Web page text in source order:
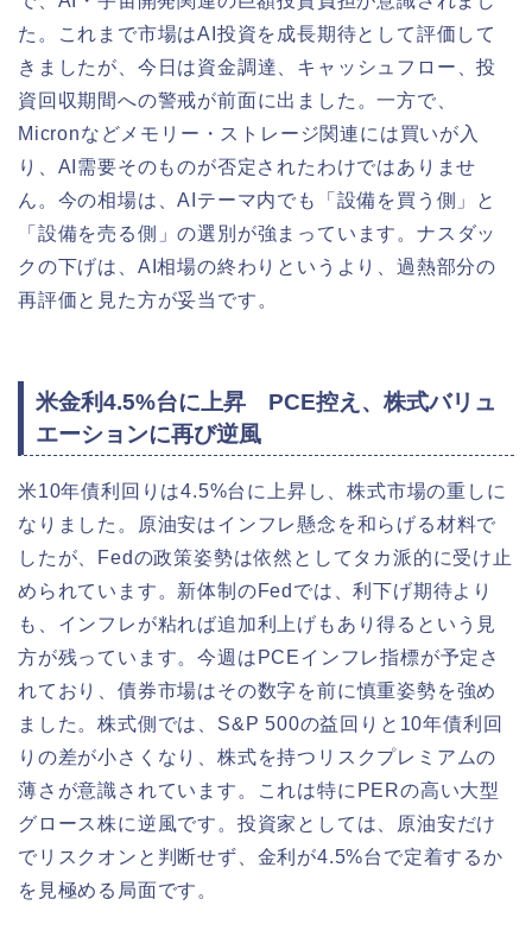
た。これまで市場はAI投資を成長期待として評価して
きましたが、今日は資金調達、キャッシュフロー、投
資回収期間への警戒が前面に出ました。一方で、
Micronなどメモリー・ストレージ関連には買いが入
り、AI需要そのものが否定されたわけではありませ
ん。今の相場は、AIテーマ内でも「設備を買う側」と
「設備を売る側」の選別が強まっています。ナスダッ
クの下げは、AI相場の終わりというより、過熱部分の
再評価と見た方が妥当です。
米金利4.5%台に上昇 PCE控え、株式バリュ
エーションに再び逆風
米10年債利回りは4.5%台に上昇し、株式市場の重しに
なりました。原油安はインフレ懸念を和らげる材料で
したが、Fedの政策姿勢は依然としてタカ派的に受け止
められています。新体制のFedでは、利下げ期待より
も、インフレが粘れば追加利上げもあり得るという見
方が残っています。今週はPCEインフレ指標が予定さ
れており、債券市場はその数字を前に慎重姿勢を強め
ました。株式側では、S&P 500の益回りと10年債利回
りの差が小さくなり、株式を持つリスクプレミアムの
薄さが意識されています。これは特にPERの高い大型
グロース株に逆風です。投資家としては、原油安だけ
でリスクオンと判断せず、金利が4.5%台で定着するか
を見極める局面です。